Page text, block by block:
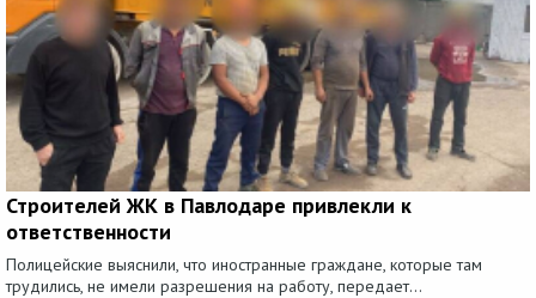
Строителей ЖК в Павлодаре привлекли к
ответственности
Полицейские выяснили, что иностранные граждане, которые там
трудились, не имели разрешения на работу, передает...